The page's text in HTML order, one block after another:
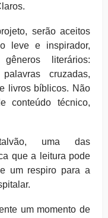
serão aceitos
leve e inspirador,
literários:
cruzadas,
livros bíblicos. Não
conteúdo técnico,
uma das
que a leitura pode
um respiro para a
um momento de